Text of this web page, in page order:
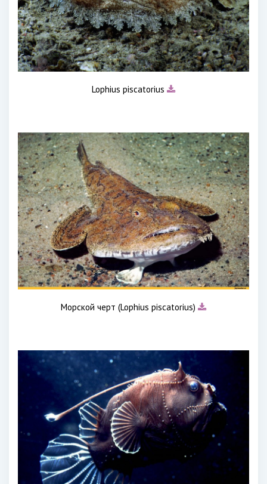
Lophius piscatorius
Морской черт (Lophius piscatorius)